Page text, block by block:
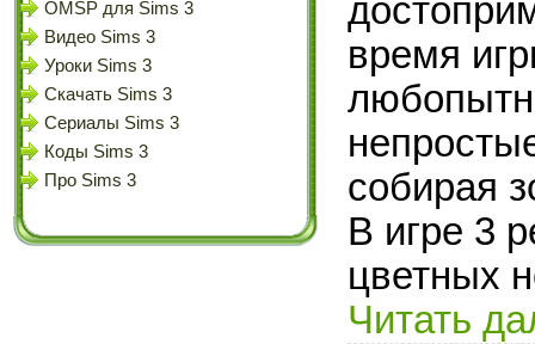
OMSP для Sims 3
Видео Sims 3
Уроки Sims 3
Скачать Sims 3
Сериалы Sims 3
Коды Sims 3
Про Sims 3
время
собирая
В игре 3
цветных
Читать